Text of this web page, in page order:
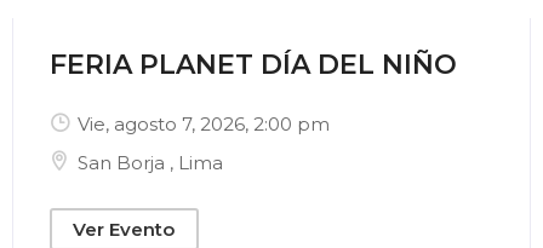
FERIA PLANET DÍA DEL NIÑO
Vie, agosto 7, 2026, 2:00 pm
San Borja , Lima
Ver Evento